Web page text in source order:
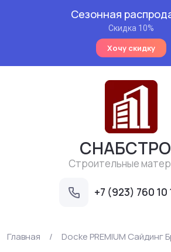
Сезонная
Скидка 10%
Хочу скидку
Строительные
+7 (923) 760 10
Главная / Docke PREMIUM Сайдинг